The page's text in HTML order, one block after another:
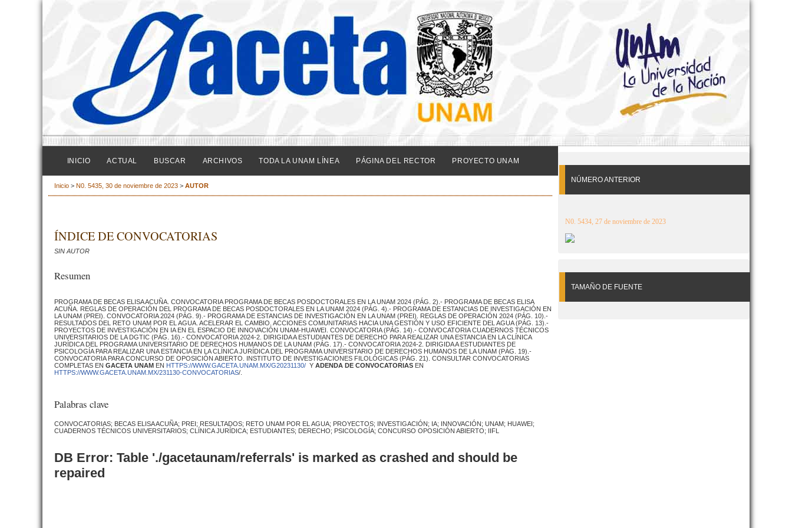
NÚMERO ANTERIOR
N0. 5434, 27 de noviembre de 2023
TAMAÑO DE FUENTE
INICIO ACTUAL BUSCAR ARCHIVOS TODA LA UNAM LÍNEA PÁGINA DEL RECTOR PROYECTO UNAM
Inicio > N0. 5435, 30 de noviembre de 2023 > AUTOR
ÍNDICE DE CONVOCATORIAS
SIN AUTOR
Resumen
PROGRAMA DE BECAS ELISA ACUÑA. CONVOCATORIA PROGRAMA DE BECAS POSDOCTORALES EN LA UNAM 2024 (PÁG. 2).- PROGRAMA DE BECAS ELISA
ACUÑA. REGLAS DE OPERACIÓN DEL PROGRAMA DE BECAS POSDOCTORALES EN LA UNAM 2024 (PÁG. 4).- PROGRAMA DE ESTANCIAS DE INVESTIGACIÓN EN
LA UNAM (PREI). CONVOCATORIA 2024 (PÁG. 9).- PROGRAMA DE ESTANCIAS DE INVESTIGACIÓN EN LA UNAM (PREI). REGLAS DE OPERACIÓN 2024 (PÁG. 10).-
RESULTADOS DEL RETO UNAM POR EL AGUA. ACELERAR EL CAMBIO. ACCIONES COMUNITARIAS HACIA UNA GESTIÓN Y USO EFICIENTE DEL AGUA (PÁG. 13).-
PROYECTOS DE INVESTIGACIÓN EN IA EN EL ESPACIO DE INNOVACIÓN UNAM-HUAWEI. CONVOCATORIA (PÁG. 14).- CONVOCATORIA CUADERNOS TÉCNICOS
UNIVERSITARIOS DE LA DGTIC (PÁG. 16).- CONVOCATORIA 2024-2. DIRIGIDA A ESTUDIANTES DE DERECHO PARA REALIZAR UNA ESTANCIA EN LA CLÍNICA
JURÍDICA DEL PROGRAMA UNIVERSITARIO DE DERECHOS HUMANOS DE LA UNAM (PÁG. 17).- CONVOCATORIA 2024-2. DIRIGIDA A ESTUDIANTES DE
PSICOLOGÍA PARA REALIZAR UNA ESTANCIA EN LA CLÍNICA JURÍDICA DEL PROGRAMA UNIVERSITARIO DE DERECHOS HUMANOS DE LA UNAM (PÁG. 19).-
CONVOCATORIA PARA CONCURSO DE OPOSICIÓN ABIERTO. INSTITUTO DE INVESTIGACIONES FILOLÓGICAS (PÁG. 21). CONSULTAR CONVOCATORIAS
COMPLETAS EN GACETA UNAM EN HTTPS://WWW.GACETA.UNAM.MX/G20231130/ Y ADENDA DE CONVOCATORIAS EN
HTTPS://WWW.GACETA.UNAM.MX/231130-CONVOCATORIAS/.
Palabras clave
CONVOCATORIAS; BECAS ELISA ACUÑA; PREI; RESULTADOS; RETO UNAM POR EL AGUA; PROYECTOS; INVESTIGACIÓN; IA; INNOVACIÓN; UNAM; HUAWEI;
CUADERNOS TÉCNICOS UNIVERSITARIOS; CLÍNICA JURÍDICA; ESTUDIANTES; DERECHO; PSICOLOGÍA; CONCURSO OPOSICIÓN ABIERTO; IIFL
DB Error: Table './gacetaunam/referrals' is marked as crashed and should be
repaired